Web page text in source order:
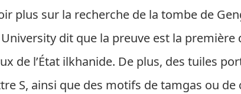
plus sur la recherche de la tombe de
dit que la preuve est la première
de l’État ilkhanide. De plus, des tuiles
S, ainsi que des motifs de tamgas ou de